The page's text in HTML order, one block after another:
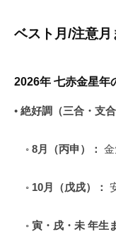
ベスト月/注意月
2026年 七赤金星年
• 絶好調（三合・支
◦ 8月（丙申）：
◦ 10月（戊戌）：
◦ 寅・戌・未 年生